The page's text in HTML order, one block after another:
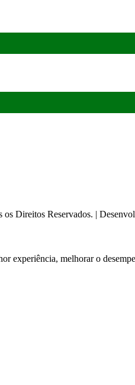
os Direitos Reservados. |
experiência, melhorar o